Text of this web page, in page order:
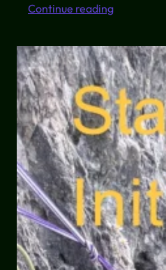
Continue reading:
Grimpe
2026
–
La
remise
du
chèque
à
Zico.Matic